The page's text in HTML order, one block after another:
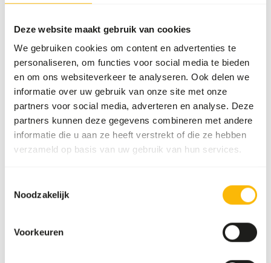
Deze website maakt gebruik van cookies
We gebruiken cookies om content en advertenties te
personaliseren, om functies voor social media te bieden
en om ons websiteverkeer te analyseren. Ook delen we
informatie over uw gebruik van onze site met onze
partners voor social media, adverteren en analyse. Deze
partners kunnen deze gegevens combineren met andere
informatie die u aan ze heeft verstrekt of die ze hebben
verzameld op basis van uw gebruik van hun services.
Noodzakelijk
Voorkeuren
DK
Fruitbat
DK044